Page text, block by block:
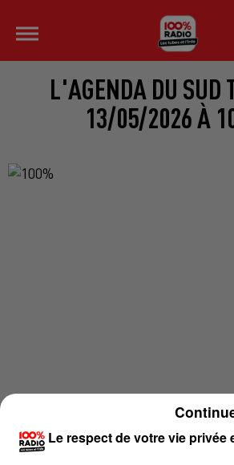
L'AGENDA DU SUD
13/05/2026 À
Le respect de votre vie privée